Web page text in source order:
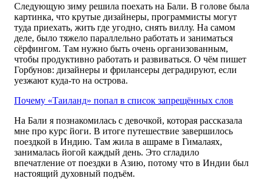
Следующую зиму решила поехать на Бали. В голове была
картинка, что крутые дизайнеры, программисты могут
туда приехать, жить где угодно, снять виллу. На самом
деле, было тяжело параллельно работать и заниматься
сёрфингом. Там нужно быть очень организованным,
чтобы продуктивно работать и развиваться. О чём пишет
Горбунов: дизайнеры и фрилансеры деградируют, если
уезжают куда-то на острова.
Почему «Таиланд» попал в список запрещённых слов
На Бали я познакомилась с девочкой, которая рассказала
мне про курс йоги. В итоге путешествие завершилось
поездкой в Индию. Там жила в ашраме в Гималаях,
занималась йогой каждый день. Это сгладило
впечатление от поездки в Азию, потому что в Индии был
настоящий духовный подъём.